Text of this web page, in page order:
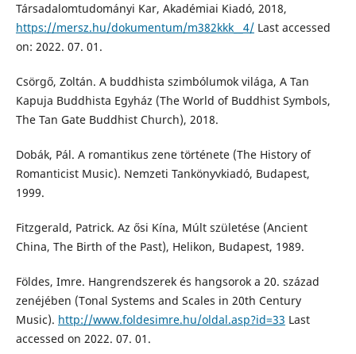
Társadalomtudományi Kar, Akadémiai Kiadó, 2018,
https://mersz.hu/dokumentum/m382kkk__4/Last accessed
on: 2022. 07. 01.
Csörgő, Zoltán. A buddhista szimbólumok világa, A Tan
Kapuja Buddhista Egyház (The World of Buddhist Symbols,
The Tan Gate Buddhist Church), 2018.
Dobák, Pál. A romantikus zene története (The History of
Romanticist Music). Nemzeti Tankönyvkiadó, Budapest,
1999.
Fitzgerald, Patrick. Az ősi Kína, Múlt születése (Ancient
China, The Birth of the Past), Helikon, Budapest, 1989.
Földes, Imre. Hangrendszerek és hangsorok a 20. század
zenéjében (Tonal Systems and Scales in 20th Century
Music). http://www.foldesimre.hu/oldal.asp?id=33 Last
accessed on 2022. 07. 01.